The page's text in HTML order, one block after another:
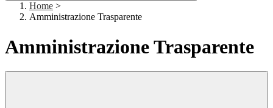
Home >
Amministrazione Trasparente
Amministrazione Trasparente